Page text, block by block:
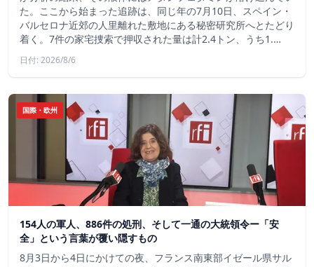
た。ここから始まった追跡は、同じ年の7月10日、スペイン・
バルセロナ近郊の人里離れた敷地にある秘密研究所へとたどり
着く。7件の家宅捜索で押収された量は計2.4トン、うち1.…
日付: 2026/8/6
国際・欧州
154人の軍人、886件の処刑、そして一通の大統領令ー「安
全」という言葉が覆い隠すもの
8月3日から4日にかけての夜、フランス南東部イゼール県サル